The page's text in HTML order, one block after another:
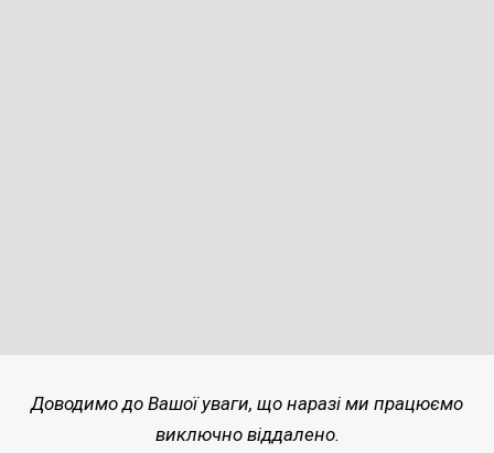
Доводимо до Вашої уваги, що наразі ми працюємо
виключно віддалено.